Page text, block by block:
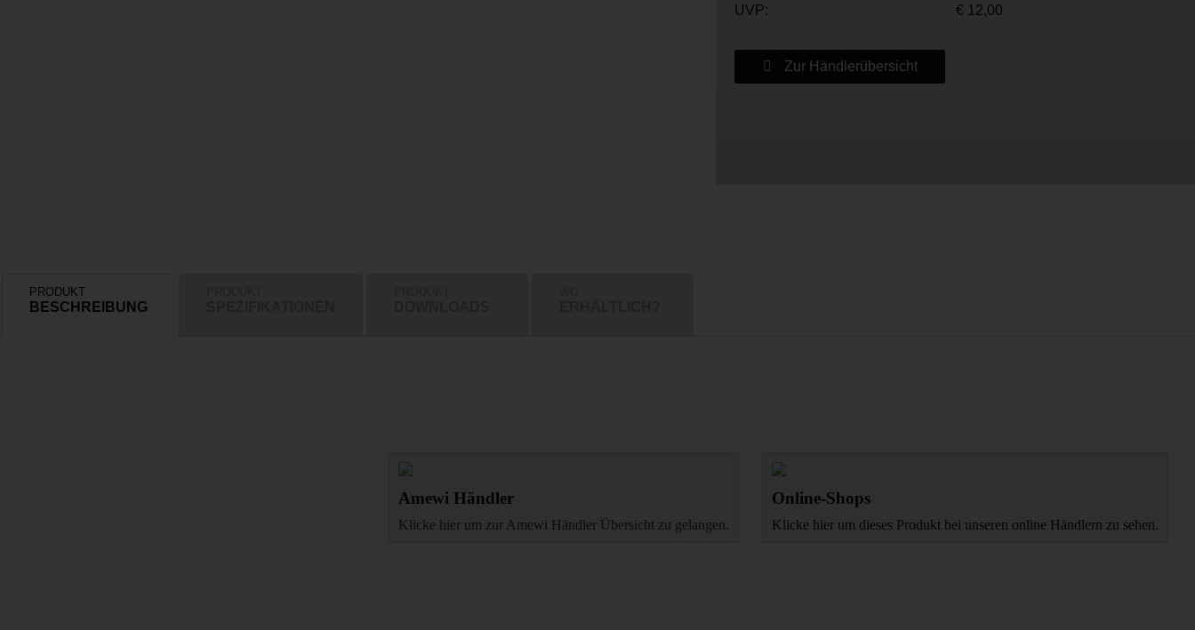
UVP: € 12,00
Zur Händlerübersicht
PRODUKT
BESCHREIBUNG
Amewi Händler
Klicke hier um zur Amewi Händler Übersicht zu gelangen.
Online-Shops
Klicke hier um dieses Produkt bei unseren online Händlern zu sehen.